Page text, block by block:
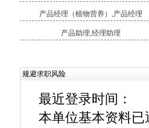
产品经理（植物营养）,产品经理
产品助理,经理助理
规避求职风险
最近登录时间：
本单位基本资料已